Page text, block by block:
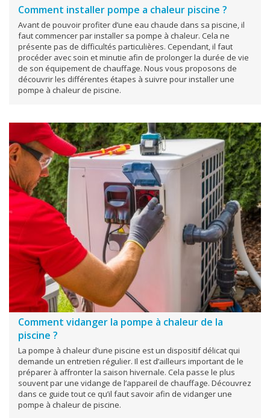
Comment installer pompe a chaleur piscine ?
Avant de pouvoir profiter d’une eau chaude dans sa piscine, il
faut commencer par installer sa pompe à chaleur. Cela ne
présente pas de difficultés particulières. Cependant, il faut
procéder avec soin et minutie afin de prolonger la durée de vie
de son équipement de chauffage. Nous vous proposons de
découvrir les différentes étapes à suivre pour installer une
pompe à chaleur de piscine.
Comment vidanger la pompe à chaleur de la
piscine ?
La pompe à chaleur d’une piscine est un dispositif délicat qui
demande un entretien régulier. Il est d’ailleurs important de le
préparer à affronter la saison hivernale. Cela passe le plus
souvent par une vidange de l’appareil de chauffage. Découvrez
dans ce guide tout ce qu’il faut savoir afin de vidanger une
pompe à chaleur de piscine.